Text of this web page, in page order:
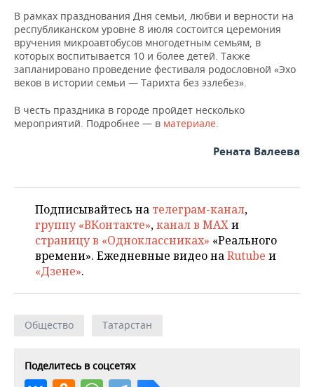
ХОККЕЙ С МЯЧОМ
ПРОИСШЕСТВИЯ
В рамках празднования Дня семьи, любви и верности на
республиканском уровне 8 июля состоится церемония
вручения микроавтобусов многодетным семьям, в
которых воспитывается 10 и более детей. Также
запланировано проведение фестиваля родословной «Эхо
веков в истории семьи — Тарихта без эзлебез».
В честь праздника в городе пройдет несколько
мероприятий. Подробнее — в материале.
Рената Валеева
Подписывайтесь на телеграм-канал,
группу «ВКонтакте»,канал в MAXи
страницу в «Одноклассниках» «Реального
времени». Ежедневные видео наRutube и
«Дзене».
Общество Татарстан
Поделитесь в соцсетях